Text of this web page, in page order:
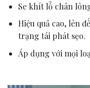
Se khít lỗ chân
Hiệu quả cao, lên
trạng tái phát sẹo.
Áp dụng với mọi